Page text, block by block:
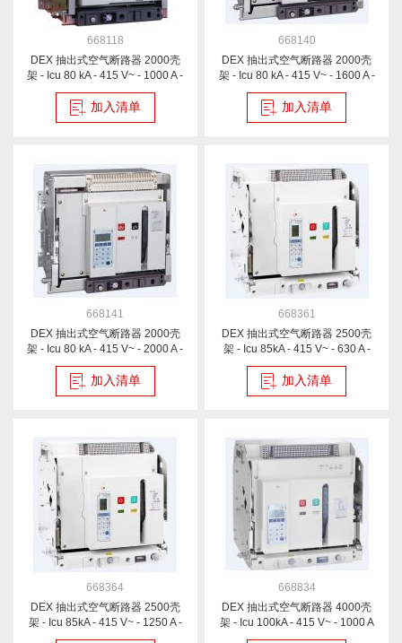
668118
DEX 抽出式空气断路器 2000壳
架 - Icu 80 kA - 415 V~ - 1000 A -
3P
加入清单
668140
DEX 抽出式空气断路器 2000壳
架 - Icu 80 kA - 415 V~ - 1600 A -
4P
加入清单
668141
DEX 抽出式空气断路器 2000壳
架 - Icu 80 kA - 415 V~ - 2000 A -
4P
加入清单
668361
DEX 抽出式空气断路器 2500壳
架 - Icu 85kA - 415 V~ - 630 A -
4P
加入清单
668364
DEX 抽出式空气断路器 2500壳
架 - Icu 85kA - 415 V~ - 1250 A -
4P
668834
DEX 抽出式空气断路器 4000壳
架 - Icu 100kA - 415 V~ - 1000 A
- 3P